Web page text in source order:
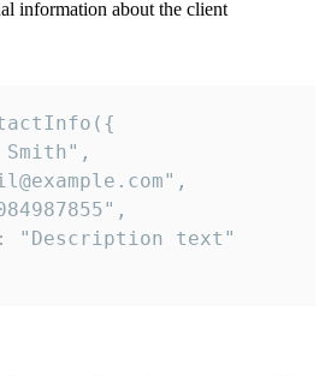
information about the client
"Description text"